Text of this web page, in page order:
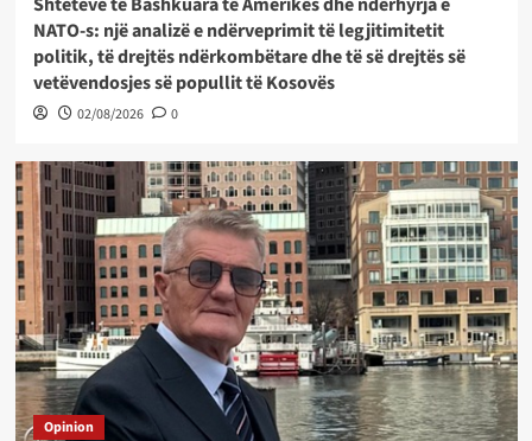
NATO-s: një analizë e ndërveprimit të legjitimitetit
politik, të drejtës ndërkombëtare dhe të së drejtës së
vetëvendosjes së popullit të Kosovës
02/08/2026 0
Opinion